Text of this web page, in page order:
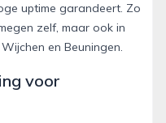
uptime garandeert. Zo
zelf, maar ook in
en Beuningen.
voor